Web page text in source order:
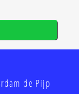
de Pijp